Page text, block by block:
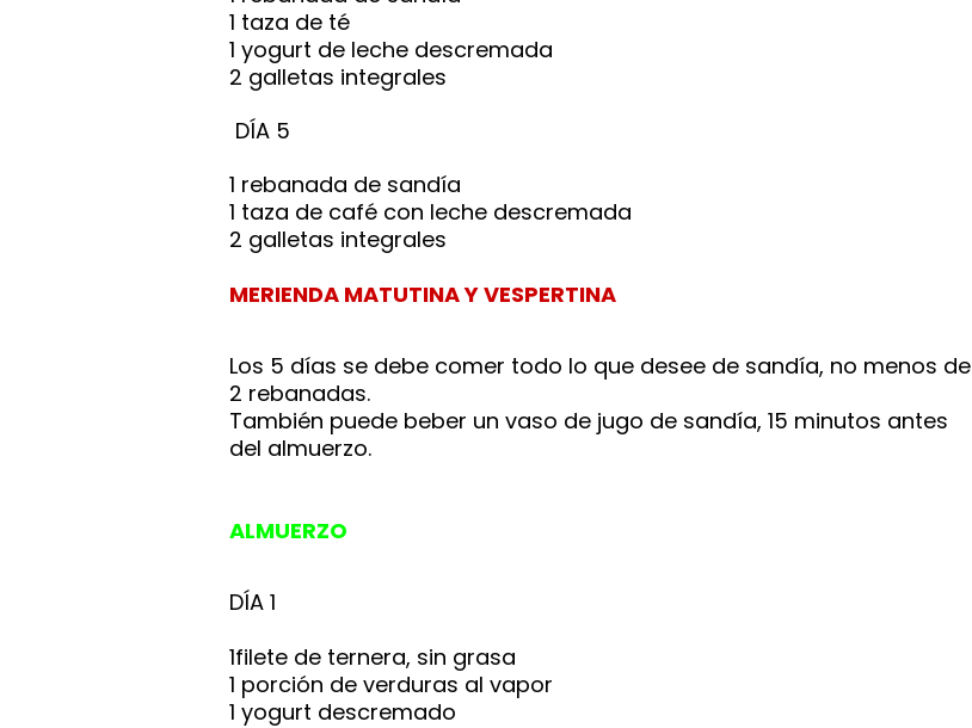
1 taza de té
1 yogurt de leche descremada
2 galletas integrales
DÍA 5
1 rebanada de sandía
1 taza de café con leche descremada
2 galletas integrales
MERIENDA MATUTINA Y VESPERTINA
Los 5 días se debe comer todo lo que desee de sandía, no menos de
2 rebanadas.
También puede beber un vaso de jugo de sandía, 15 minutos antes
del almuerzo.
ALMUERZO
DÍA 1
1filete de ternera, sin grasa
1 porción de verduras al vapor
1 yogurt descremado